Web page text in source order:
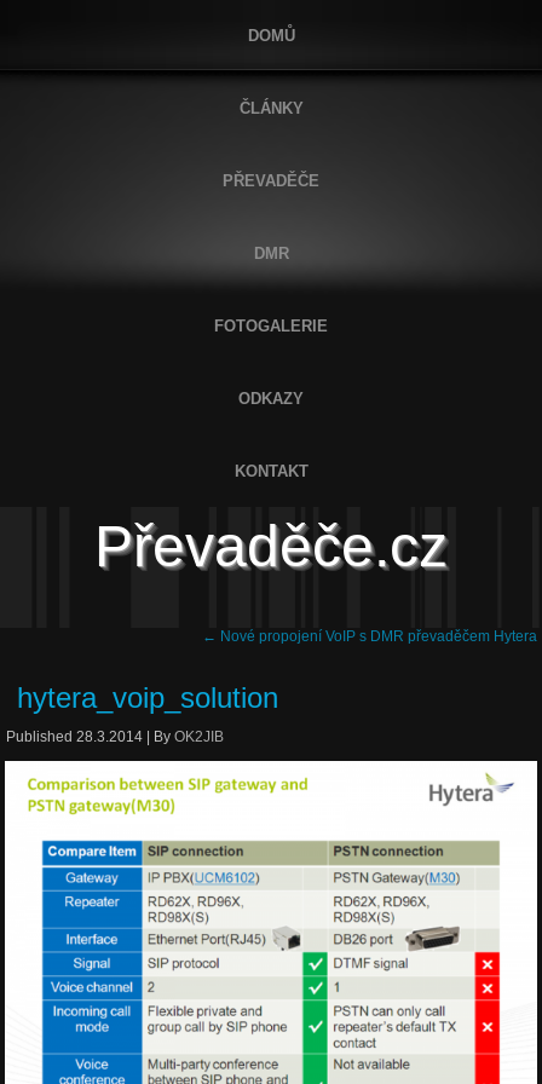
DOMŮ
ČLÁNKY
PŘEVADĚČE
DMR
FOTOGALERIE
ODKAZY
KONTAKT
Převaděče.cz
← Nové propojení VoIP s DMR převaděčem Hytera
hytera_voip_solution
Published 28.3.2014 By OK2JIB